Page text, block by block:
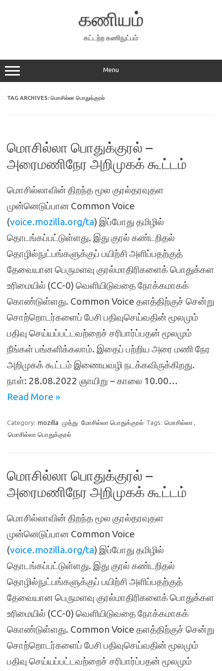
கணியம்
கட்டற்ற கணிநுட்பம்
Menu
TAG ARCHIVES: மொசில்லா பொதுக்குரல்
மொசில்லா பொதுக்குரல் –
அரைமணிநேர அறிமுகக் கூட்டம்
மொசில்லாவின் திறந்த மூல குரல்தரவுதள
முன்னெடுப்பான Common Voice
(voice.mozilla.org/ta) இப்போது தமிழில்
தொடங்கப்பட்டுள்ளது. இது குரல் கண்டறிதல்
தொழில்நுட்பங்களுக்குப் பயிற்சி அளிப்பதற்குத்
தேவையான பெருமளவு குரல்மாதிரிகளைக் பொதுக்கள
உரிமையில் (CC-0) வெளியிடுவதை நோக்கமாகக்
கொண்டுள்ளது. Common Voice தளத்திற்குச் சென்று
சொற்றொடர்களைப் பேசி பதிவுசெய்வதின் மூலமும்
பதிவு செய்யப்பட்டவற்றைச் சரிபார்ப்பதன் மூலமும்
நீங்கள் பங்களிக்கலாம். இதைப் பற்றிய அரை மணி நேர
அறிமுகக் கூட்டம் இணையவழி நடக்கவிருக்கிறது.
நாள்: 28.08.2022 ஞாயிறு – காலை 10.00…
Read More »
Category: mozilla முத்து மோசில்லா பொதுக்குரல் Tags: மொசில்லா ,
மொசில்லா பொதுக்குரல்
மொசில்லா பொதுக்குரல் –
அரைமணிநேர அறிமுகக் கூட்டம்
மொசில்லாவின் திறந்த மூல குரல்தரவுதள
முன்னெடுப்பான Common Voice
(voice.mozilla.org/ta) இப்போது தமிழில்
தொடங்கப்பட்டுள்ளது. இது குரல் கண்டறிதல்
தொழில்நுட்பங்களுக்குப் பயிற்சி அளிப்பதற்குத்
தேவையான பெருமளவு குரல்மாதிரிகளைக் பொதுக்கள
உரிமையில் (CC-0) வெளியிடுவதை நோக்கமாகக்
கொண்டுள்ளது. Common Voice தளத்திற்குச் சென்று
சொற்றொடர்களைப் பேசி பதிவுசெய்வதின் மூலமும்
பதிவு செய்யப்பட்டவற்றைச் சரிபார்ப்பதன் மூலமும்